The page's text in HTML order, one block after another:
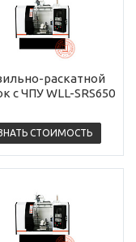
раскатной
с ЧПУ WLL-SRS650
СТОИМОСТЬ